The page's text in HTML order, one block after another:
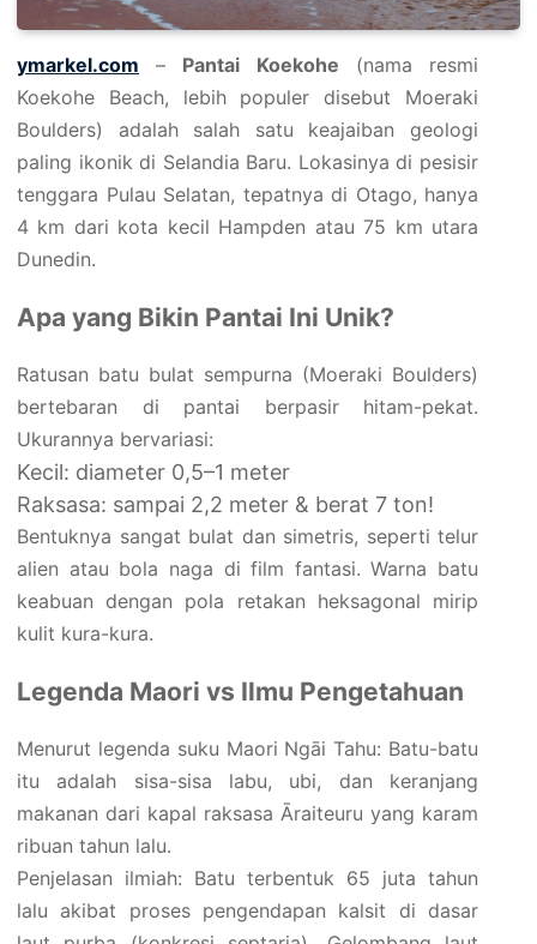
ymarkel.com – Pantai Koekohe (nama resmi
Koekohe Beach, lebih populer disebut Moeraki
Boulders) adalah salah satu keajaiban geologi
paling ikonik di Selandia Baru. Lokasinya di pesisir
tenggara Pulau Selatan, tepatnya di Otago, hanya
4 km dari kota kecil Hampden atau 75 km utara
Dunedin.
Apa yang Bikin Pantai Ini Unik?
Ratusan batu bulat sempurna (Moeraki Boulders)
bertebaran di pantai berpasir hitam-pekat.
Ukurannya bervariasi:
Kecil: diameter 0,5–1 meter
Raksasa: sampai 2,2 meter & berat 7 ton!
Bentuknya sangat bulat dan simetris, seperti telur
alien atau bola naga di film fantasi. Warna batu
keabuan dengan pola retakan heksagonal mirip
kulit kura-kura.
Legenda Maori vs Ilmu Pengetahuan
Menurut legenda suku Maori Ngāi Tahu: Batu-batu
itu adalah sisa-sisa labu, ubi, dan keranjang
makanan dari kapal raksasa Āraiteuru yang karam
ribuan tahun lalu.
Penjelasan ilmiah: Batu terbentuk 65 juta tahun
lalu akibat proses pengendapan kalsit di dasar